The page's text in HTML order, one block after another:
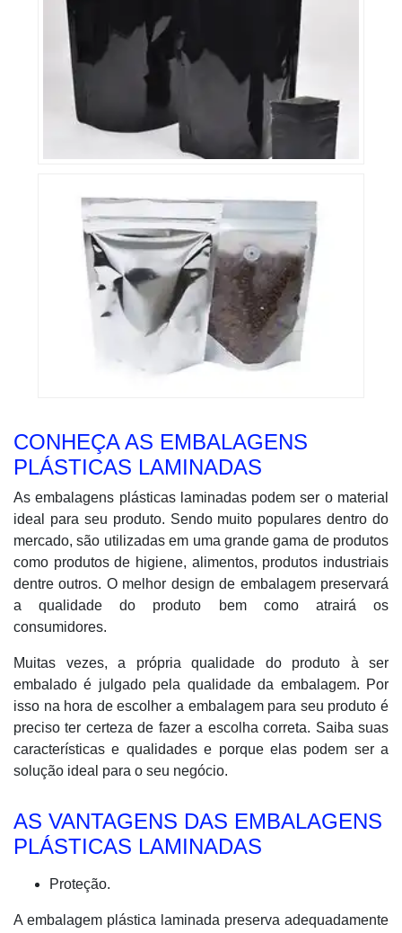
CONHEÇA AS EMBALAGENS
PLÁSTICAS LAMINADAS
As embalagens plásticas laminadas podem ser o material
ideal para seu produto. Sendo muito populares dentro do
mercado, são utilizadas em uma grande gama de produtos
como produtos de higiene, alimentos, produtos industriais
dentre outros. O melhor design de embalagem preservará
a qualidade do produto bem como atrairá os
consumidores.
Muitas vezes, a própria qualidade do produto à ser
embalado é julgado pela qualidade da embalagem. Por
isso na hora de escolher a embalagem para seu produto é
preciso ter certeza de fazer a escolha correta. Saiba suas
características e qualidades e porque elas podem ser a
solução ideal para o seu negócio.
AS VANTAGENS DAS EMBALAGENS
PLÁSTICAS LAMINADAS
Proteção.
A embalagem plástica laminada preserva adequadamente